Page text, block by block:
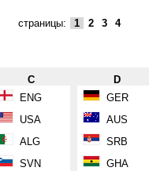
страницы: 1 2 3 4
C
ENG
USA
ALG
SVN
D
GER
AUS
SRB
GHA